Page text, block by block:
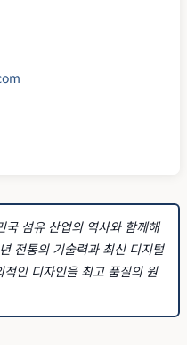
섬유 산업의 역사와 함께해
전통의 기술력과 최신 디지털
인 디자인을 최고 품질의 원